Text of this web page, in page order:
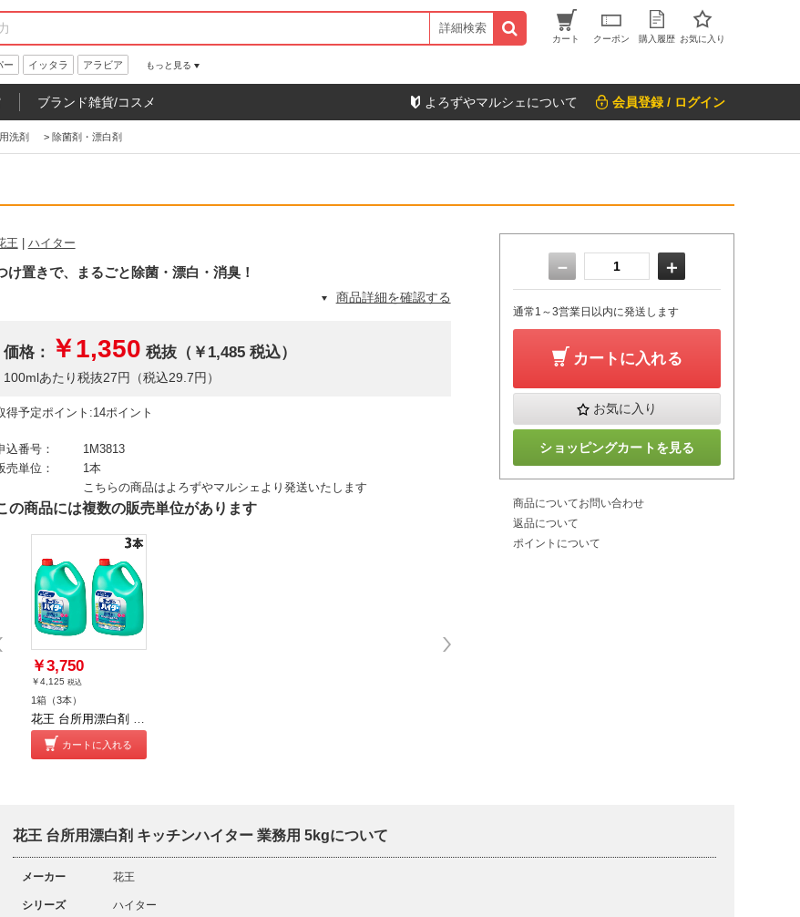
詳細検索
カート クーポン 購入履歴 お気に入り
ー イッタラ アラビア もっと見る
ブランド雑貨/コスメ よろずやマルシェについて 会員登録 / ログイン
洗剤 > 除菌剤・漂白剤
王 ハイター
け置きで、まるごと除菌・漂白・消臭！
商品詳細を確認する
価格： ￥1,350 税抜（￥1,485 税込）
100mlあたり税抜27円（税込29.7円）
得予定ポイント:14ポイント
込番号：
1M3813
売単位：
1本
こちらの商品はよろずやマルシェより発送いたします
の商品には複数の販売単位があります
￥3,750
￥4,125 税込
1箱（3本）
花王 台所用漂白剤 キッチンハイター 業務用 5kg×3本
カートに入れる
－ ＋
通常1～3営業日以内に発送します
カートに入れる
お気に入り
ショッピングカートを見る
商品についてお問い合わせ
返品について
ポイントについて
花王 台所用漂白剤 キッチンハイター 業務用 5kgについて
メーカー 花王
シリーズ ハイター